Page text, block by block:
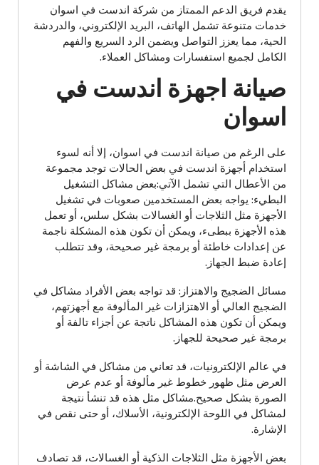
يقدم فريق الدعم الممتاز من شركة اندست في اسوان
خدمات متنوعة تشمل الهاتف، البريد الإلكتروني، والدردشة
الحية، مما يعزز التواصل ويضمن الرد السريع والفهم
الكامل لجميع استفسارات ومشاكل العملاء.
صيانة اجهزة اندست في
اسوان
على الرغم من صيانة اندست في اسوان، إلا أنه لسوء
استخدام أجهزة اندست في بعض الحالات توجد مجموعة
من الأعطال التي تشمل الآتي:بعض مشاكل التشغيل
البطيء: يواجه بعض المستخدمين صعوبات في تشغيل
الأجهزة مثل الثلاجات أو الغسالات بشكل سلس، أو تعمل
هذه الأجهزة ببطىء، ويمكن أن تكون هذه المشكلة ناجمة
عن إعدادات خاطئة أو برمجة غير صحيحة، وقد تتطلب
إعادة ضبط الجهاز.
مسائل الضجيج والاهتزاز: قد تواجه بعض الأفراد مشاكل في
الضجيج العالي أو الاهتزازات غير المألوفة مع أجهزتهم،
ويمكن أن تكون هذه المشاكل ناتجة عن أجزاء تالفة أو
برمجة غير صحيحة للجهاز.
في عالم الإلكترونيات، قد تعاني من مشاكل في الشاشة أو
العرض مثل ظهور خطوط غير مألوفة أو عدم عرض
الصورة بشكل صحيح.مشاكل مثل هذه قد تنشأ نتيجة
لمشاكل في اللوحة الإلكترونية، الأسلاك، أو حتى نقص في
الإشارة.
بعض الأجهزة مثل الثلاجات الذكية أو الغسالات، قد تصادف